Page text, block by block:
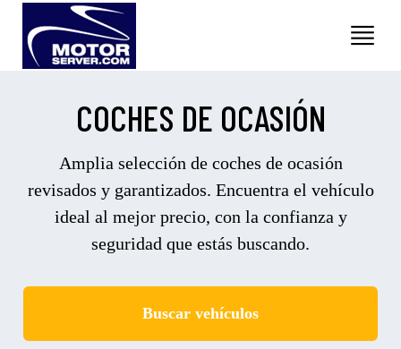
COCHES DE OCASIÓN
Amplia selección de coches de ocasión
revisados y garantizados. Encuentra el vehículo
ideal al mejor precio, con la confianza y
seguridad que estás buscando.
Buscar vehículos